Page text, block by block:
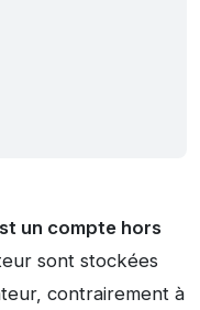
un compte hors
sont stockées
contrairement à